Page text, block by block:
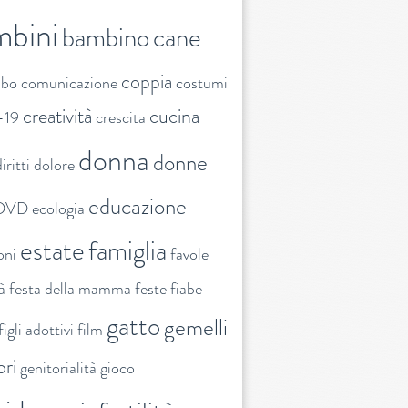
bambinocane
comunicazionecoppia costumi
creatività crescita cucina
doloredonnadonne
ecologia educazione
estatefamiglia favole
festa della mamma festefiabe
adottivi film gattogemelli
genitorialità gioco